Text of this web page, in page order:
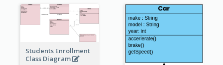
Students Enrollment
Class Diagram